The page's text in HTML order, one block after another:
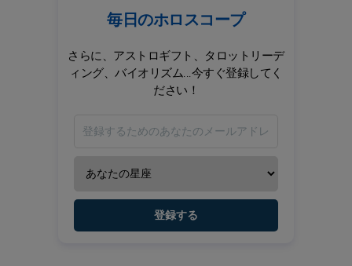
毎日のホロスコープ
さらに、アストロギフト、タロットリーデ
ィング、バイオリズム...今すぐ登録してく
ださい！
登録する